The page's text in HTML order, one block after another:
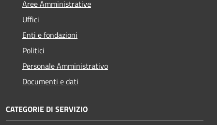
Aree Amministrative
Uffici
Enti e fondazioni
Politici
Personale Amministrativo
Documenti e dati
CATEGORIE DI SERVIZIO